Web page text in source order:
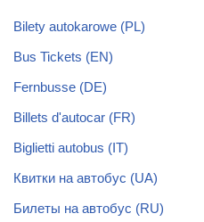
Bilety autokarowe (PL)
Bus Tickets (EN)
Fernbusse (DE)
Billets d'autocar (FR)
Biglietti autobus (IT)
Квитки на автобус (UA)
Билеты на автобус (RU)